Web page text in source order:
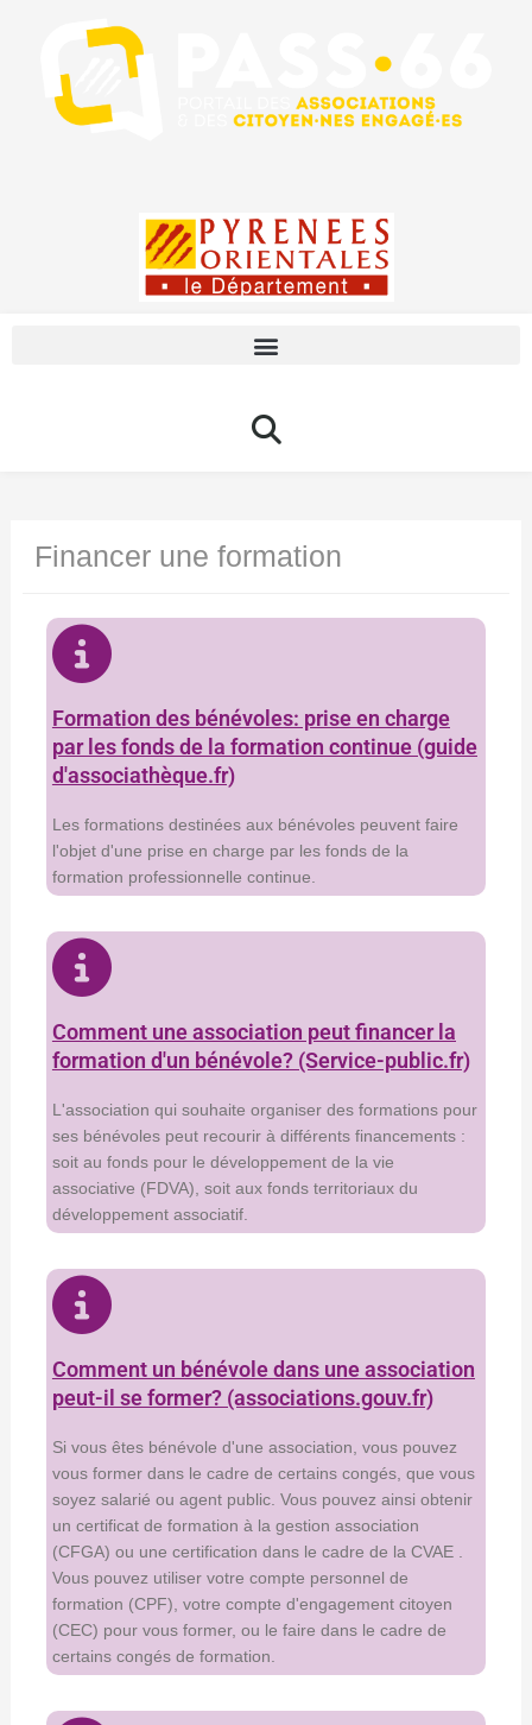
Financer une formation
Formation des bénévoles: prise en charge
par les fonds de la formation continue (guide
d'associathèque.fr)
Les formations destinées aux bénévoles peuvent faire
l'objet d'une prise en charge par les fonds de la
formation professionnelle continue.
Comment une association peut financer la
formation d'un bénévole? (Service-public.fr)
L'association qui souhaite organiser des formations pour
ses bénévoles peut recourir à différents financements :
soit au fonds pour le développement de la vie
associative (FDVA), soit aux fonds territoriaux du
développement associatif.
Comment un bénévole dans une association
peut-il se former? (associations.gouv.fr)
Si vous êtes bénévole d'une association, vous pouvez
vous former dans le cadre de certains congés, que vous
soyez salarié ou agent public. Vous pouvez ainsi obtenir
un certificat de formation à la gestion association
(CFGA) ou une certification dans le cadre de la CVAE .
Vous pouvez utiliser votre compte personnel de
formation (CPF), votre compte d'engagement citoyen
(CEC) pour vous former, ou le faire dans le cadre de
certains congés de formation.